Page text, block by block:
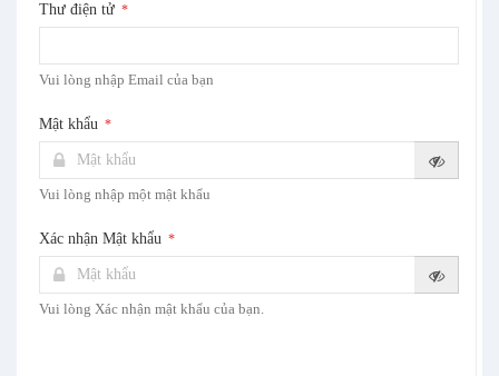
Thư điện tử *
Vui lòng nhập Email của bạn
Mật khẩu *
Vui lòng nhập một mật khẩu
Xác nhận Mật khẩu *
Vui lòng Xác nhận mật khẩu của bạn.